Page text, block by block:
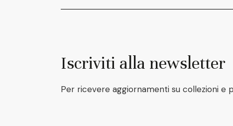
Iscriviti alla newsletter
Per ricevere aggiornamenti su collezioni e